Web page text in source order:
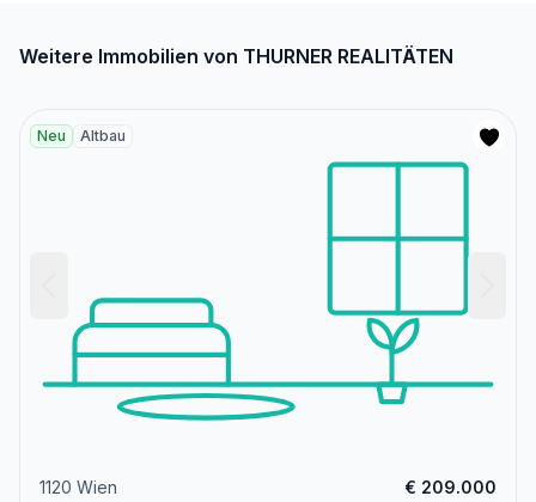
Weitere Immobilien von THURNER REALITÄTEN
Neu Altbau
1120 Wien € 209.000